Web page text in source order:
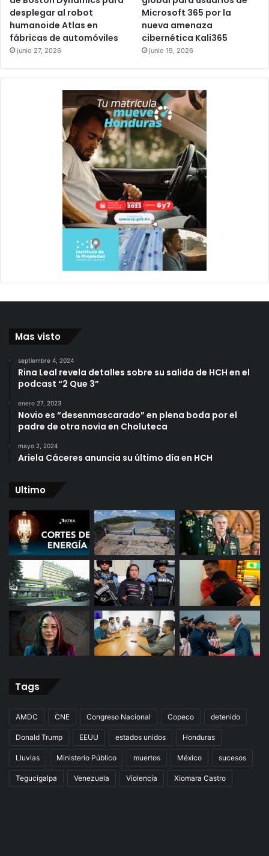
desplegar al robot
humanoide Atlas en
fábricas de automóviles
junio 27, 2026
Microsoft 365 por la
nueva amenaza
cibernética Kali365
junio 19, 2026
Mas visto
septiembre 4, 2024
Rina Leal revela detalles sobre su salida de HCH en el
podcast “2 Que 3”
enero 27, 2023
Novio es “desenmascarado” en plena boda por el
padre de otra novia en Choluteca
mayo 2, 2024
Ariela Cáceres anuncia su último día en HCH
Ultimo
Tags
AMDC CNE Congreso Nacional Copeco detenido
Donald Trump EEUU estados unidos Honduras
Lluvias Ministerio Público muertos México sucesos
Tegucigalpa Venezuela Violencia Xiomara Castro